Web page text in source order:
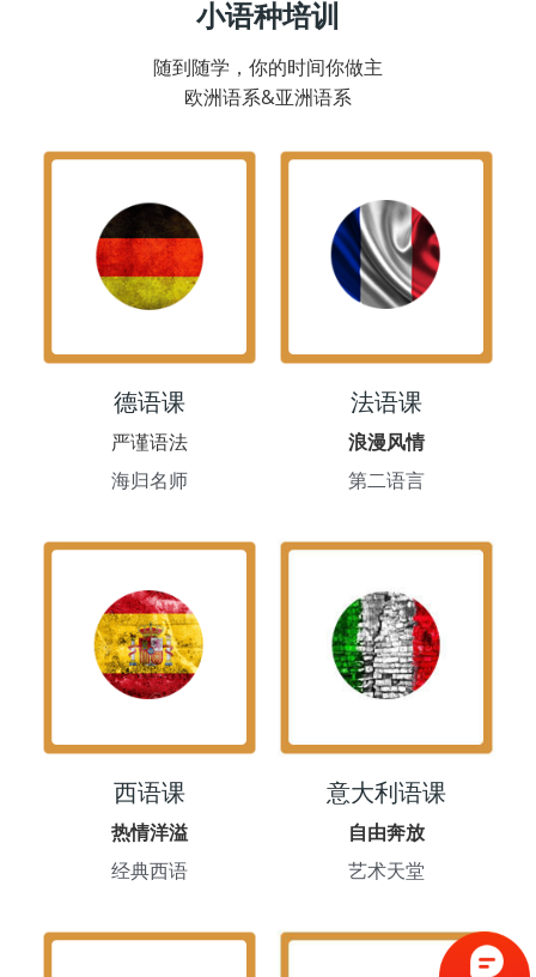
小语种培训
随到随学，你的时间你做主
欧洲语系&亚洲语系
德语课
严谨语法
海归名师
法语课
浪漫风情
第二语言
西语课
热情洋溢
经典西语
意大利语课
自由奔放
艺术天堂